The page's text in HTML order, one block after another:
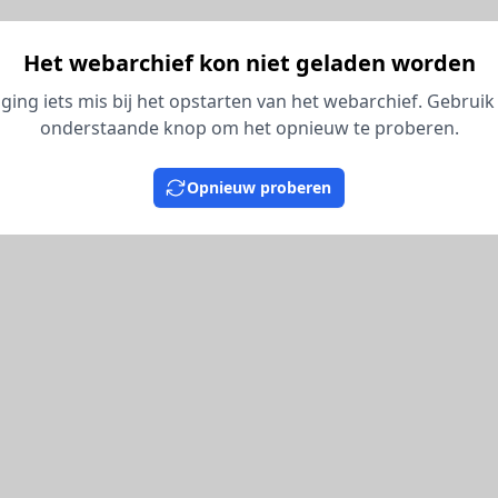
Het webarchief kon niet geladen worden
iets mis bij het opstarten van het webarchief. Gebruik
onderstaande knop om het opnieuw te proberen.
Opnieuw proberen